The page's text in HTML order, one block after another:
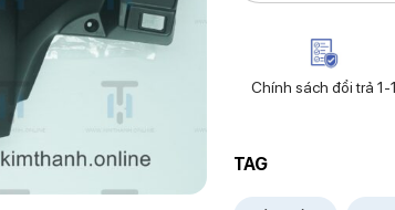
Chính sách đổi trả 1-1
TAG